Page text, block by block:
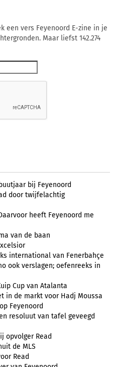
een vers Feyenoord E-zine in je
Maar liefst 142.274
bij Feyenoord
door twijfelachtig
heeft Feyenoord me
van de baan
international van Fenerbahçe
ook verslagen; oefenreeks in
Cup van Atalanta
in de markt voor Hadj Moussa
Feyenoord
resoluut van tafel geveegd
opvolger Read
de MLS
Read